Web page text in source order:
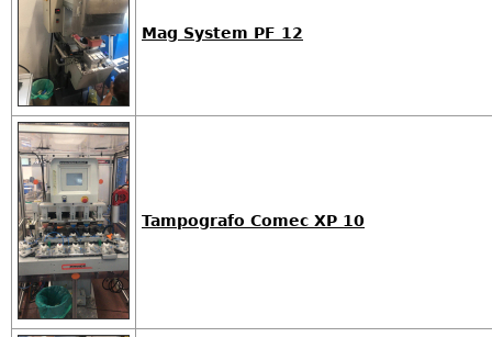
Mag System PF 12
Tampografo Comec XP 10